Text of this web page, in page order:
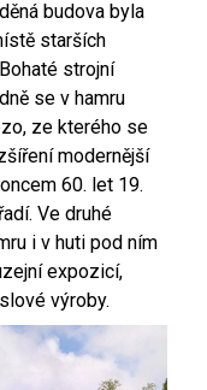
budova byla
starších
strojní
se v hamru
ze kterého se
modernější
60. let 19.
Ve druhé
i v huti pod ním
expozicí,
výroby.